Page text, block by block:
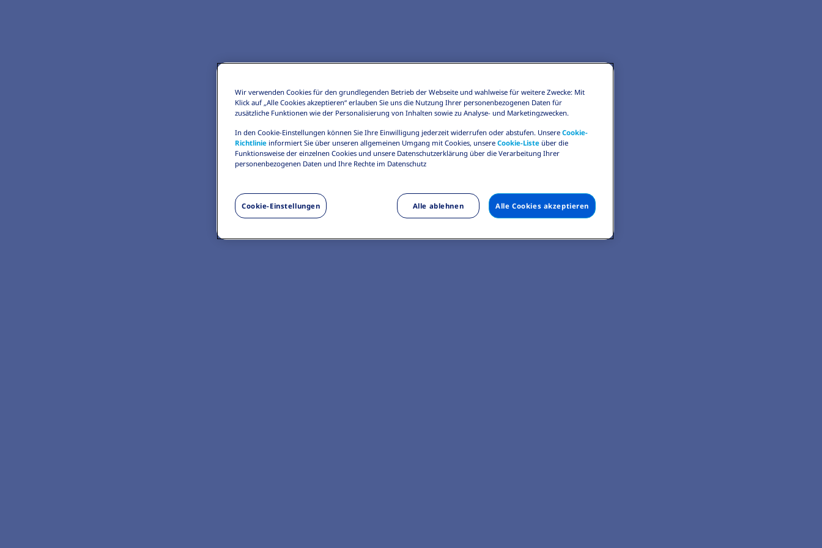
Wir verwenden Cookies für den grundlegenden Betrieb der Webseite und wahlweise für weitere Zwecke: Mit
Klick auf „Alle Cookies akzeptieren“ erlauben Sie uns die Nutzung Ihrer personenbezogenen Daten für
zusätzliche Funktionen wie der Personalisierung von Inhalten sowie zu Analyse- und Marketingzwecken.
In den Cookie-Einstellungen können Sie Ihre Einwilligung jederzeit widerrufen oder abstufen. Unsere Cookie-
Richtlinie informiert Sie über unseren allgemeinen Umgang mit Cookies, unsere Cookie-Liste über die
Funktionsweise der einzelnen Cookies und unsere Datenschutzerklärung über die Verarbeitung Ihrer
personenbezogenen Daten und Ihre Rechte im Datenschutz
Cookie-Einstellungen Alle ablehnen Alle Cookies akzeptieren